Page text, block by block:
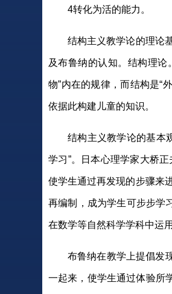
4转化为活的能力。
结构主义教学论的理论
及布鲁纳的认知。结构理论
物”内在的规律，而结构是“
依据此构建儿童的知识。
结构主义教学论的基本
学习”。日本心理学家大桥
使学生通过再发现的步骤来
再编制，成为学生可步步学
在数学等自然科学学科中运
布鲁纳在教学上提倡发
一起来，使学生通过体验所